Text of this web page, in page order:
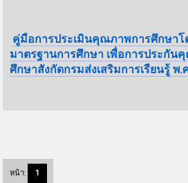
คู่มือการประเมินคุณภาพการศึกษาโ
มาตรฐานการศึกษา เพื่อการประกัน
ศึกษาสังกัดกรมส่งเสริมการเรียนรู้ พ.
หน้า: 1